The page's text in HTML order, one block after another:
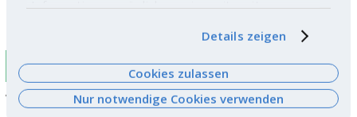
Informationen möglicherweise mit weiteren
haben oder die sie im Rahmen Ihrer Nutzung der
Dienste gesammelt haben. Weitere
Informationen finden Siehier.
Details zeigen
Cookies zulassen
Nur notwendige Cookies verwenden
ECO
Wäschekorb 30 lt - Polypropylen Rezyklat (rPP)